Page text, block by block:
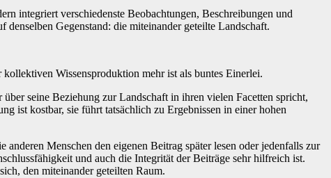
integriert verschiedenste Beobachtungen, Beschreibungen und
Gegenstand: die miteinander geteilte Landschaft.
Wissensproduktion mehr ist als buntes Einerlei.
seine Beziehung zur Landschaft in ihren vielen Facetten spricht,
ist kostbar, sie führt tatsächlich zu Ergebnissen in einer hohen
Menschen den eigenen Beitrag später lesen oder jedenfalls zur
und auch die Integrität der Beiträge sehr hilfreich ist.
den miteinander geteilten Raum.